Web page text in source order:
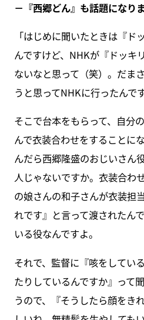
－『西郷どん』も話題になり
「はじめに聞いたときは『ド
んですけど、NHKが『ドッキ
ないなと思って（笑）。だま
うと思ってNHKに行ったんです
そこで台本をもらって、自分
んで衣装合わせをすることに
んだら西郷隆盛のおじいさん
人じゃないですか。衣装合わ
の娘さんの和子さんが衣装担
れです』と言って渡されたん
いる役なんですよ。
それで、監督に『咳をしてい
たりしているんですか』って
うので、『そうしたら顔をき